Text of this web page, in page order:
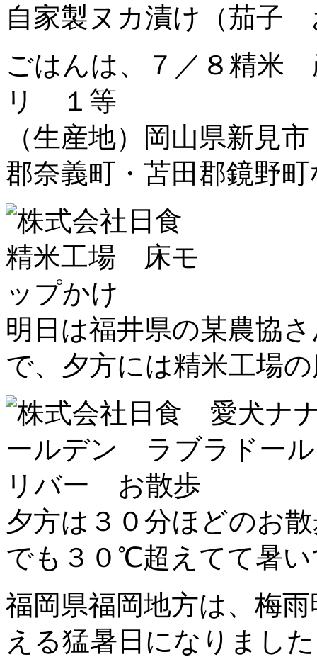
自家製ヌカ漬け（茄
ごはんは、７／８精
リ １等
（生産地）岡山県新見
郡奈義町・苫田郡鏡野
明日は福井県の某農協
で、夕方には精米工場
夕方は３０分ほどの
でも３０℃超えてて暑い
福岡県福岡地方は、梅
える猛暑日になりま